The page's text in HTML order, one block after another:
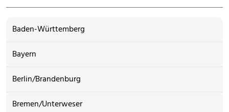
Baden-Württemberg
Bayern
Berlin/Brandenburg
Bremen/Unterweser